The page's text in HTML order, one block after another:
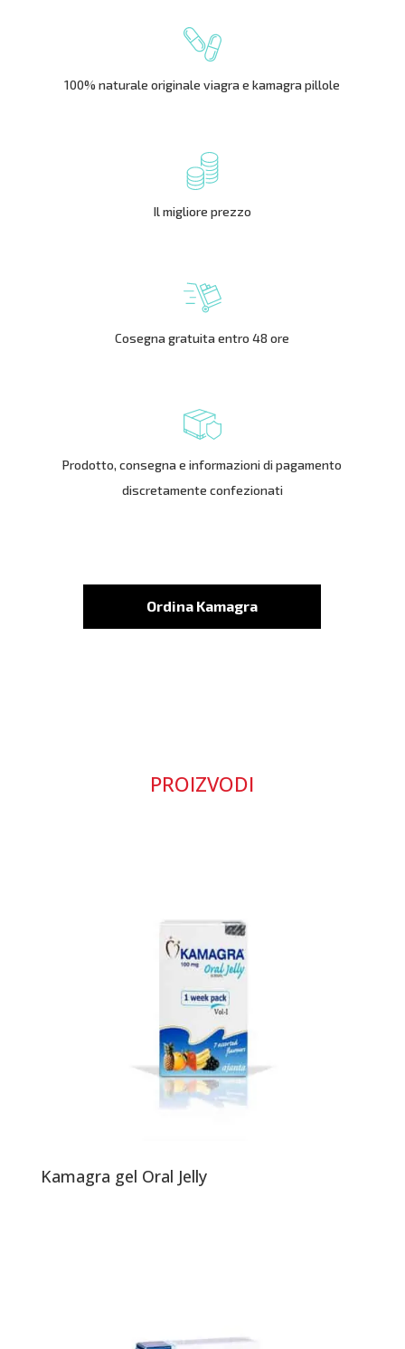
100% naturale originale viagra e kamagra pillole
Il migliore prezzo
Cosegna gratuita entro 48 ore
Prodotto, consegna e informazioni di pagamento
discretamente confezionati
Ordina Kamagra
PROIZVODI
Kamagra gel Oral Jelly